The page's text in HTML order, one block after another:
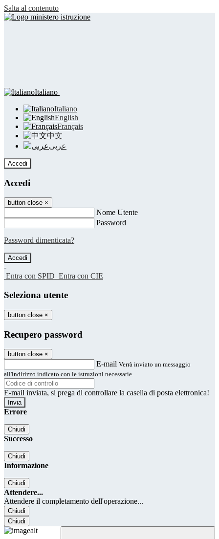
Salta al contenuto
Italiano
Italiano
English
Français
中文
عربى
Accedi
Accedi
button close ×
Nome Utente
Password
Password dimenticata?
-
Entra con SPID Entra con CIE
Seleziona utente
button close ×
Recupero password
button close ×
E-mail Verrà inviato un messaggio
all'indirizzo indicato con le istruzioni necessarie.
E-mail inviata, si prega di controllare la casella di posta elettronica!
Errore
Chiudi
Successo
Chiudi
Informazione
Chiudi
Attendere...
Attendere il completamento dell'operazione...
Chiudi
Chiudi